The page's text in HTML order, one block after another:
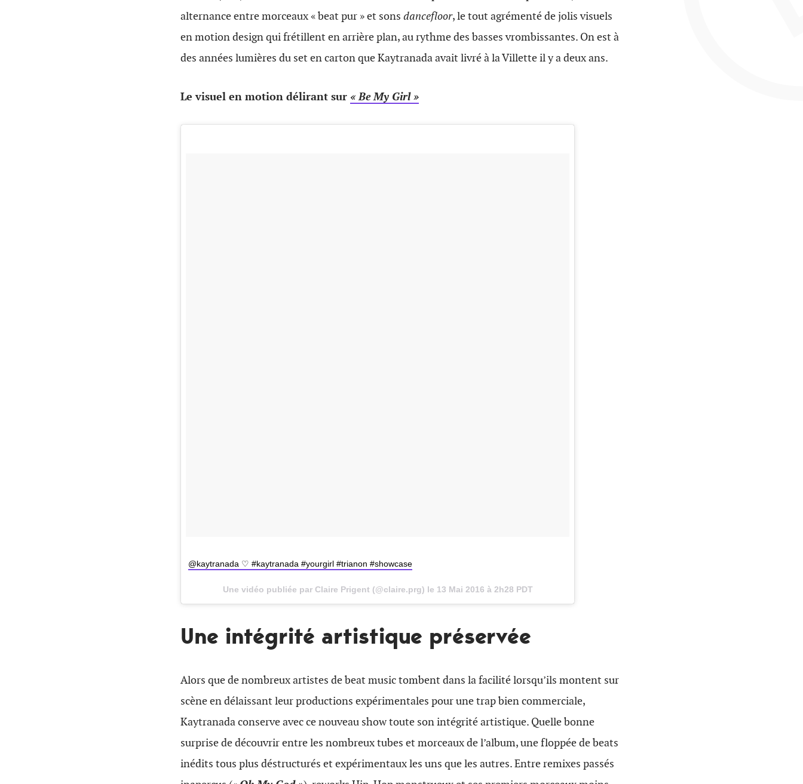
alternance entre morceaux « beat pur » et sons dancefloor, le tout agrémenté de jolis visuels
en motion design qui frétillent en arrière plan, au rythme des basses vrombissantes. On est à
des années lumières du set en carton que Kaytranada avait livré à la Villette il y a deux ans.
Le visuel en motion délirant sur « Be My Girl »
@kaytranada ♡ #kaytranada #yourgirl #trianon #showcase
Une vidéo publiée par Claire Prigent (@claire.prg) le 13 Mai 2016 à 2h28 PDT
Une intégrité artistique préservée
Alors que de nombreux artistes de beat music tombent dans la facilité lorsqu’ils montent sur
scène en délaissant leur productions expérimentales pour une trap bien commerciale,
Kaytranada conserve avec ce nouveau show toute son intégrité artistique. Quelle bonne
surprise de découvrir entre les nombreux tubes et morceaux de l’album, une floppée de beats
inédits tous plus déstructurés et expérimentaux les uns que les autres. Entre remixes passés